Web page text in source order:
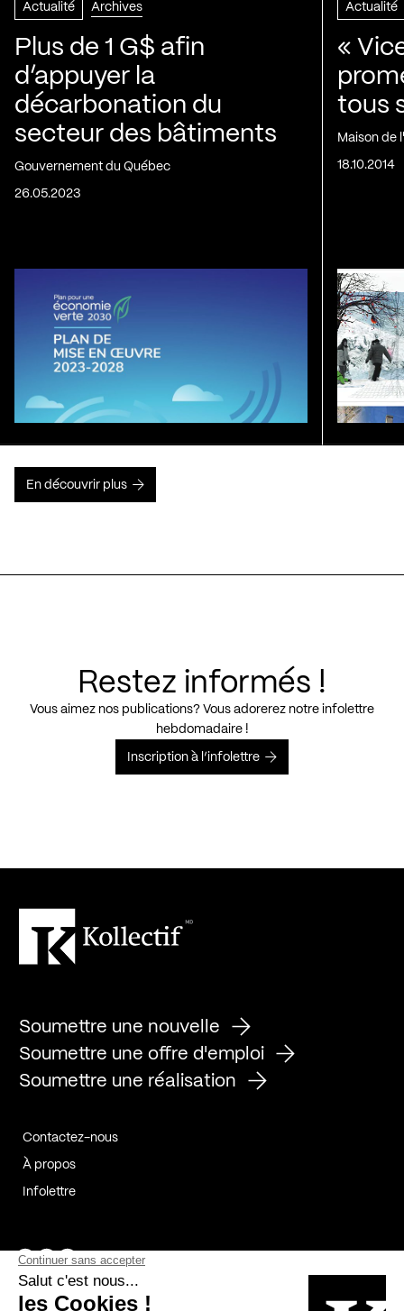
Actualité Archives
Plus de 1 G$ afin
d’appuyer la
décarbonation du
secteur des bâtiments
Gouvernement du Québec
26.05.2023
Actualité
«
tous
Maison de
18.10.2014
En découvrir plus
Restez informés !
Vous aimez nos publications? Vous adorerez notre infolettre
hebdomadaire !
Inscription à l’infolettre
Soumettre une nouvelle
Soumettre une offre d'emploi
Soumettre une réalisation
Contactez-nous
À propos
Infolettre
Page Facebook de Kollectif
Page Instagram de Kollectif
Page Linkedin de Kollectif